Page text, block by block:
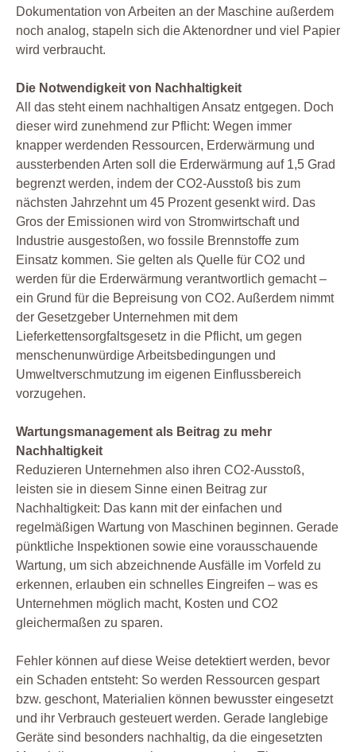
Dokumentation von Arbeiten an der Maschine außerdem
noch analog, stapeln sich die Aktenordner und viel Papier
wird verbraucht.
Die Notwendigkeit von Nachhaltigkeit
All das steht einem nachhaltigen Ansatz entgegen. Doch
dieser wird zunehmend zur Pflicht: Wegen immer
knapper werdenden Ressourcen, Erderwärmung und
aussterbenden Arten soll die Erderwärmung auf 1,5 Grad
begrenzt werden, indem der CO2-Ausstoß bis zum
nächsten Jahrzehnt um 45 Prozent gesenkt wird. Das
Gros der Emissionen wird von Stromwirtschaft und
Industrie ausgestoßen, wo fossile Brennstoffe zum
Einsatz kommen. Sie gelten als Quelle für CO2 und
werden für die Erderwärmung verantwortlich gemacht –
ein Grund für die Bepreisung von CO2. Außerdem nimmt
der Gesetzgeber Unternehmen mit dem
Lieferkettensorgfaltsgesetz in die Pflicht, um gegen
menschenunwürdige Arbeitsbedingungen und
Umweltverschmutzung im eigenen Einflussbereich
vorzugehen.
Wartungsmanagement als Beitrag zu mehr
Nachhaltigkeit
Reduzieren Unternehmen also ihren CO2-Ausstoß,
leisten sie in diesem Sinne einen Beitrag zur
Nachhaltigkeit: Das kann mit der einfachen und
regelmäßigen Wartung von Maschinen beginnen. Gerade
pünktliche Inspektionen sowie eine vorausschauende
Wartung, um sich abzeichnende Ausfälle im Vorfeld zu
erkennen, erlauben ein schnelles Eingreifen – was es
Unternehmen möglich macht, Kosten und CO2
gleichermaßen zu sparen.
Fehler können auf diese Weise detektiert werden, bevor
ein Schaden entsteht: So werden Ressourcen gespart
bzw. geschont, Materialien können bewusster eingesetzt
und ihr Verbrauch gesteuert werden. Gerade langlebige
Geräte sind besonders nachhaltig, da die eingesetzten